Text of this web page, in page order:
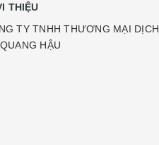
THIỆU
TY TNHH THƯƠNG MẠI DỊCH
HẬU